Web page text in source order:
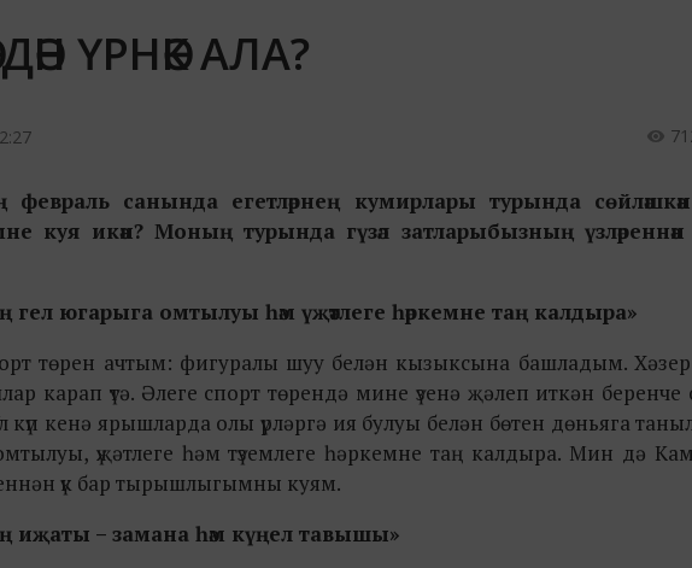
ҮРНӘК АЛА?
февраль санында егетләрнең кумирлары турында
куя икән? Моның турында гүзәл затларыбызның
югарыга омтылуы һәм үҗәтлеге һәркемне таң калдыра»
төрен ачтым: фигуралы шуу белән кызыксына башладым.
карап үтә. Әлеге спорт төрендә мине үзенә җәлеп иткән беренче
кенә ярышларда олы үрләргә ия булуы белән бөтен дөньяга
үҗәтлеге һәм түземлеге һәркемне таң калдыра. Мин дә
үк бар тырышлыгымны куям.
иҗаты – замана һәм күңел тавышы»